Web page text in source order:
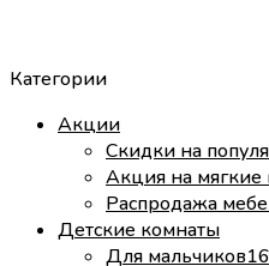
Категории
Акции
Скидки на
Акция на мягкие
Распродажа
Детские комнаты
Для мальчиков